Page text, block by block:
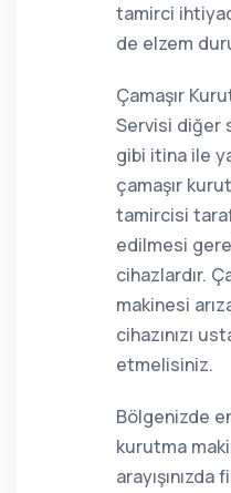
tamirci
de elzem
Çamaşır
Servisi diğer
gibi itina ile
çamaşır
tamircisi
edilmesi
cihazlardır.
makinesi
cihazınızı
etmelisiniz.
Bölgenizde
kurutma
arayışınızda